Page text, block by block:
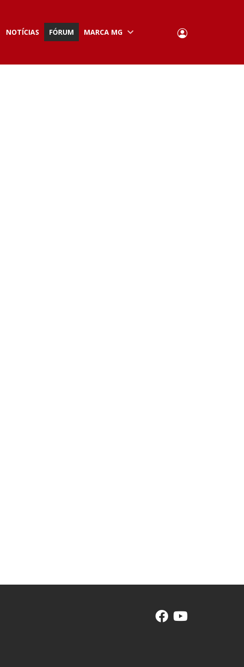
NOTÍCIAS FÓRUM MARCA MG
Portuguese,
EnglishUser